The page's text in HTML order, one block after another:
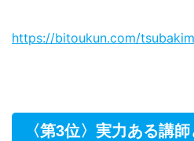
https://bitoukun.com/
〈第3位〉実力ある講